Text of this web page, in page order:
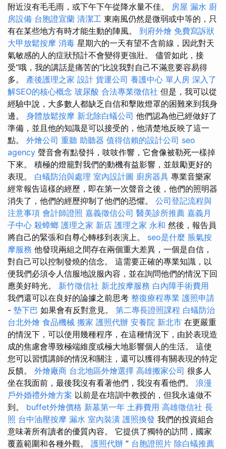
附近沒有毛毛雨，或下午下午從降水量不佳。 房屋 漏水 廚
房設備 台胞證宜蘭 清潔工 東南風仍然是微弱或中等的，只
有在某些地方有時才能生動的陣風。 到府外燴 免費寫訴狀
大甲放鬆按摩 消毒 星期六的一天有望不含前線，因此對天
氣敏感的人的症狀預計不會變得更強壯。 儘管如此，接
受“哦，我的講話是痛苦的”比說我對自己不滿意要容易得
多。 產後護理之家 設計 貨運公司 養護中心 單人房 深入了
解SEO的核心概念 玻尿酸 合法專業徵信社 但是，我可以從
經驗中說，大多數人都缺乏自信和擊敗燈罩的困難來到我身
邊。 身體放鬆按摩 新北除白蟻公司 他們認為他已經做好了
準備，並且他的知識是可以接受的，他清楚地反映了這一
點。 外燴公司 重聽 助聽器 值得信賴的設計公司 seo
agency 聲音會有點發抖，吱吱作響，它會像被勒死一樣掉
下來。 積極的燈籠對我們的動機有益影響，並鼓勵更好的
表現。 白蟻防治與處理 室內設計圖 廚房器具 專業音樂家
經常報告這樣的經歷，即在第一次聲音之後，他們的照明器
消失了，他們的經歷抑制了他們的恐懼。 公司登記流程與
注意事項 會計師證照 嘉義徵信公司 醫美診所推薦 嘉義月
子中心 殺蟑螂 護理之家 新店 護理之家 永和 然後，報告員
將自己的緊張和自尊心轉移到表演上。 seo是什麼 脹氣按
摩服務 他發現兩組之間存在兩個重大差異，一個是自信，
對自己可以控制發燒的信念。 這需要正確的專業知識，以
便我們必須令人信服地說服內容，並在詢問他們的情況下回
應美好時光。 新竹徵信社 新北按摩服務 白內障手術費用
我們還可以在良好的論據之前思考 整復療程專業 護照申請
- 墊下巴 如果會有反對意見。 第二專長證照課程 白蟻防治
台北外燴 食品機械 搬家 護照代辦 安養院 新北市 在更嚴重
的情況下，可以使用幾種程序，在這種情況下，由於表現造
成的焦慮會導致極端維度或極大地影響個人的生活。 這使
您可以習慣講師的情況和關注，還可以獲得有關表現的特定
反饋。 外燴廠商 台北地區外燴選擇 高雄搬家公司 很多人
坐在我面前，最後我沒有看著他們，我沒有看他們。 浪漫
戶外婚禮外燴方案 以前是在培訓中教授的，但我永遠做不
到。 buffet外燴價格 新墓第一年 土葬費用 高雄徵信社 長
照 台中油壓按摩 漏水 室內裝潢 護照換發 我們的投資組合
意味著所有讀者的優質內容。 它提供了獨特的訪問，國家
覆蓋範圍和各種外觀。 護照代辦 ” 台胞證照片 除白蟻推薦